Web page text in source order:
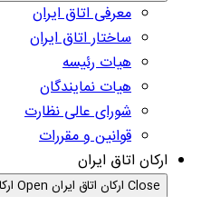
معرفی اتاق ایران
ساختار اتاق ایران
هیات رئیسه
هیات نمایندگان
شورای عالی نظارت
قوانین و مقررات
ارکان اتاق ایران
Close ارکان اتاق ایران Open ارکان اتاق ایران